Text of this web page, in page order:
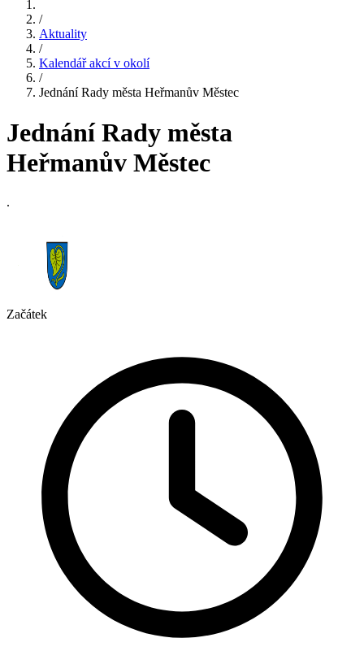
/
Aktuality
/
Kalendář akcí v okolí
/
Jednání Rady města Heřmanův Městec
Jednání Rady města
Heřmanův Městec
.
Začátek